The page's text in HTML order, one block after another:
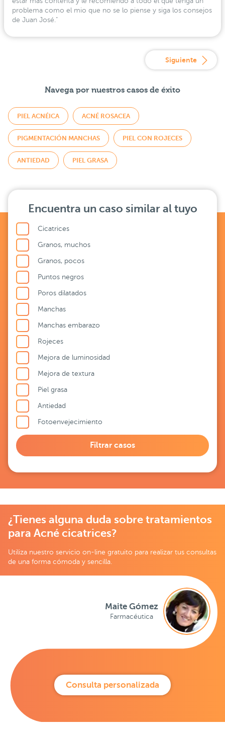
problema como el mio que no se lo piense y siga los consejos
de Juan José."
Siguiente
Navega por nuestros casos de éxito
PIEL ACNÉICA ACNÉ ROSACEA
PIGMENTACIÓN MANCHAS PIEL CON ROJECES
ANTIEDAD PIEL GRASA
Encuentra un caso similar al tuyo
Cicatrices
Granos, muchos
Granos, pocos
Puntos negros
Poros dilatados
Manchas
Manchas embarazo
Rojeces
Mejora de luminosidad
Mejora de textura
Piel grasa
Antiedad
Fotoenvejecimiento
Filtrar casos
¿Tienes alguna duda sobre tratamientos
para Acné cicatrices?
Utiliza nuestro servicio on-line gratuito para realizar tus consultas
de una forma cómoda y sencilla.
Consulta personalizada
Maite Gómez
Farmacéutica